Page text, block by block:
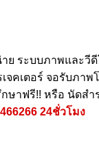
ย ระบบภาพและวี
จคเตอร์ จอรับภาพ
ษาฟรี!! หรือ นัดสำ
24ชั่วโมง